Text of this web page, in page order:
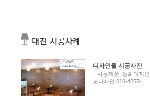
디자인월 시공사진
사용제품: 동화디지
노디자인 010-4257-...